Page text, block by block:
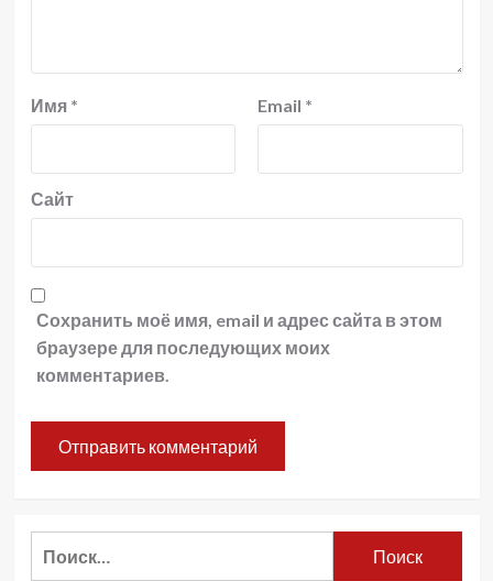
Имя * Email *
Сайт
Сохранить моё имя, email и адрес сайта в этом
браузере для последующих моих
комментариев.